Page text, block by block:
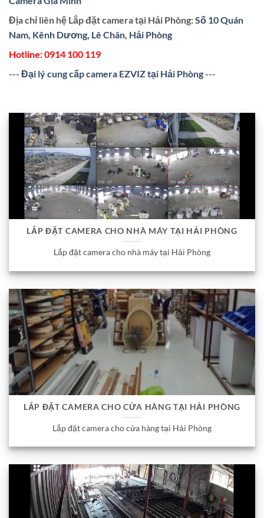
Địa chỉ liên hệ Lắp đặt camera tại Hải Phòng:Số 10 Quán
Nam, Kênh Dương, Lê Chân, Hải Phòng
Hotline:0914 100 119
--- Đại lý cung cấp camera EZVIZ tại Hải Phòng---
LẮP ĐẶT CAMERA CHO NHÀ MÁY TẠI HẢI PHÒNG
Lắp đặt camera cho nhà máy tại Hải Phòng
LẮP ĐẶT CAMERA CHO CỬA HÀNG TẠI HẢI PHÒNG
Lắp đặt camera cho cửa hàng tại Hải Phòng